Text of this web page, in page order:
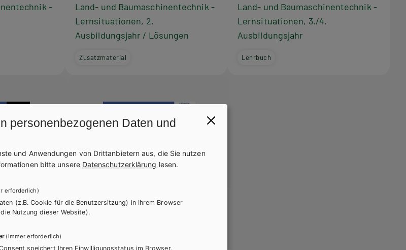
-
Land- und Baumaschinentechnik -
Lernsituationen, 2.
Ausbildungsjahr / Lösungen
Zusatzmaterial
Land- und Baumaschinentechnik -
Lernsituationen, 3./4.
Ausbildungsjahr
Lehrbuch
personenbezogenen Daten und
und Anwendungen von Drittanbietern aus, die Sie nutzen
bitte unsere Datenschutzerklärung lesen.
erforderlich)
(z.B. Cookie für die Benutzersitzung) in Ihrem Browser
Nutzung dieser Website).
(immer erforderlich)
speichert Ihren Einwilligungsstatus im Browser.